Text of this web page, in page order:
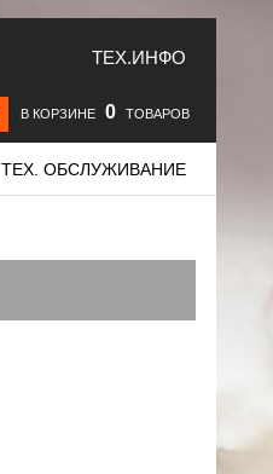
ТЕХ.ИНФО
В КОРЗИНЕ 0 ТОВАРОВ
ТЕХ. ОБСЛУЖИВАНИЕ